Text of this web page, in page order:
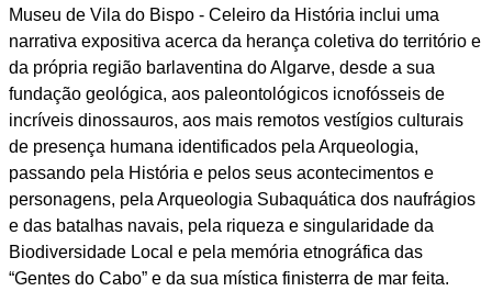
Museu de Vila do Bispo - Celeiro da História inclui uma
narrativa expositiva acerca da herança coletiva do território e
da própria região barlaventina do Algarve, desde a sua
fundação geológica, aos paleontológicos icnofósseis de
incríveis dinossauros, aos mais remotos vestígios culturais
de presença humana identificados pela Arqueologia,
passando pela História e pelos seus acontecimentos e
personagens, pela Arqueologia Subaquática dos naufrágios
e das batalhas navais, pela riqueza e singularidade da
Biodiversidade Local e pela memória etnográfica das
“Gentes do Cabo” e da sua mística finisterra de mar feita.